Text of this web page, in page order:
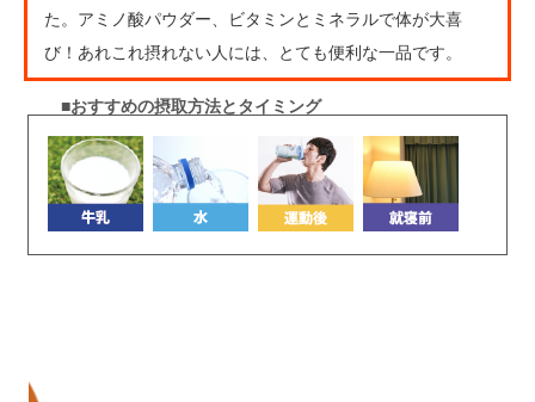
た。アミノ酸パウダー、ビタミンとミネラルで体が大喜
び！あれこれ摂れない人には、とても便利な一品です。
■おすすめの摂取方法とタイミング